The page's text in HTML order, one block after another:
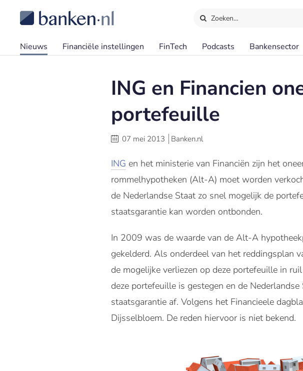
Zoeken…
Nieuws Financiële instellingen FinTech Podcasts Bankensector
ING en Financien
portefeuille
07 mei 2013 Banken.nl
ING en het ministerie van Financiën zijn het
rommelhypotheken (Alt-A) moet worden
de Nederlandse Staat zo snel mogelijk de
staatsgarantie kan worden ontbonden.
In 2009 was de waarde van de Alt-A
gekelderd. Als onderdeel van het reddingsplan
de mogelijke verliezen op deze portefeuille in
deze portefeuille is gestegen en de
staatsgarantie af. Volgens het Financieele
Dijsselbloem. De reden hiervoor is niet bekend.